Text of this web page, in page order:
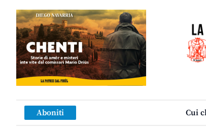
Aboniti Cui